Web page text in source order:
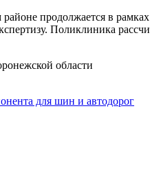
области
для шин и автодорог